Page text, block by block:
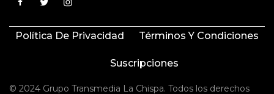
Política De Privacidad Términos Y Condiciones
Suscripciones
© 2024 Grupo Transmedia La Chispa. Todos los derechos